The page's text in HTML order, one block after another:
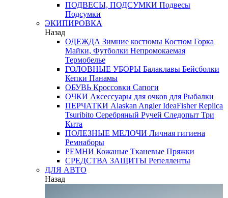
ПОДВЕСЫ, ПОДСУМКИ Подвесы
Подсумки
ЭКИПИРОВКА
Назад
ОДЕЖДА Зимние костюмы Костюм Горка
Майки, Футболки Непромокаемая
Термобелье
ГОЛОВНЫЕ УБОРЫ Балаклавы Бейсболки
Кепки Панамы
ОБУВЬ Кроссовки Сапоги
ОЧКИ Аксессуары для очков для Рыбалки
ПЕРЧАТКИ Alaskan AnglerIdeaFisherReplica
Tsuribito Серебряный Ручей Следопыт Три
Кита
ПОЛЕЗНЫЕ МЕЛОЧИ Личная гигиена
Ремнаборы
РЕМНИ Кожаные Тканевые Пряжки
СРЕДСТВА ЗАЩИТЫ Репелленты
ДЛЯ АВТО
Назад